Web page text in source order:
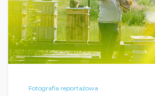
Fotografia reportażowa